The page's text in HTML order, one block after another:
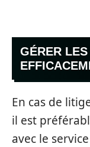
GÉRER
En cas de
il est
avec le